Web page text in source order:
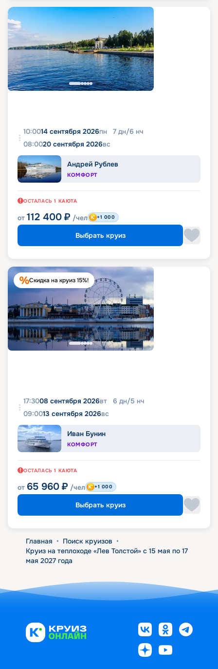
10:0014 сентября 2026пн 7 дн/6 нч
08:0020 сентября 2026вс
Андрей Рублев
КОМФОРТ
ОСТАЛАСЬ 1 КАЮТА
от 112 400 ₽ /чел +1 000
Выбрать круиз
Скидка на круиз 15%!
17:3008 сентября 2026вт 6 дн/5 нч
09:0013 сентября 2026вс
Иван Бунин
КОМФОРТ
ОСТАЛАСЬ 1 КАЮТА
от 65 960 ₽ /чел +1 000
Выбрать круиз
Главная • Поиск круизов •
Круиз на теплоходе «Лев Толстой» с 15 мая по 17
мая 2027 года